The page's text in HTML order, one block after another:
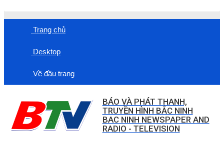
Trang chủ
Desktop
Về đầu trang
BÁO VÀ PHÁT THANH,
TRUYỀN HÌNH BẮC NINH
BAC NINH NEWSPAPER AND
RADIO - TELEVISION